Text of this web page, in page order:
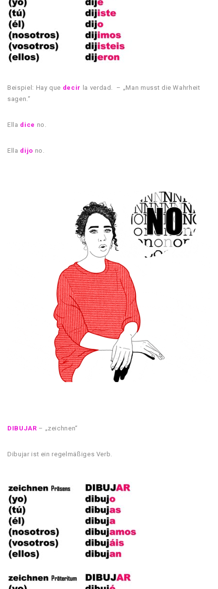
Beispiel: Hay que decir la verdad. – „Man musst die Wahrheit
sagen.“
Ella dice no.
Ella dijo no.
DIBUJAR – „zeichnen“
Dibujar ist ein regelmäßiges Verb.